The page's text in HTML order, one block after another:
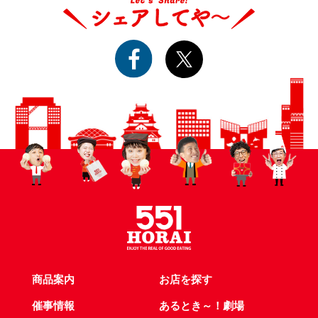
商品案内 お店を探す
催事情報 あるとき～！劇場